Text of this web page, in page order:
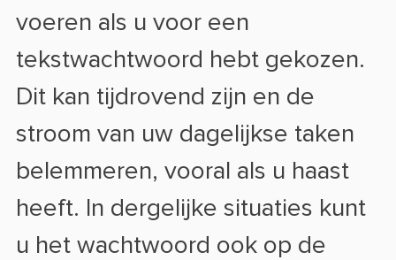
voeren als u voor een
tekstwachtwoord hebt gekozen.
Dit kan tijdrovend zijn en de
stroom van uw dagelijkse taken
belemmeren, vooral als u haast
heeft. In dergelijke situaties kunt
u het wachtwoord ook op de